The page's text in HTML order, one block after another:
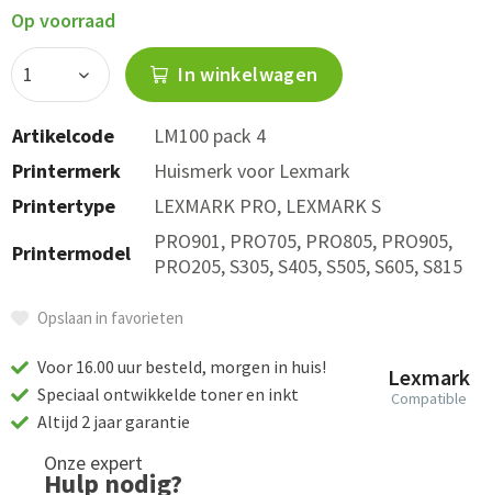
Op voorraad
In winkelwagen
Artikelcode
LM100 pack 4
Printermerk
Huismerk voor Lexmark
Printertype
LEXMARK PRO, LEXMARK S
Printermodel
PRO901, PRO705, PRO805, PRO905,
PRO205, S305, S405, S505, S605, S815
Opslaan in favorieten
Lexmark
Compatible
Voor 16.00 uur besteld, morgen in huis!
Speciaal ontwikkelde toner en inkt
Altijd 2 jaar garantie
Onze expert
Hulp nodig?